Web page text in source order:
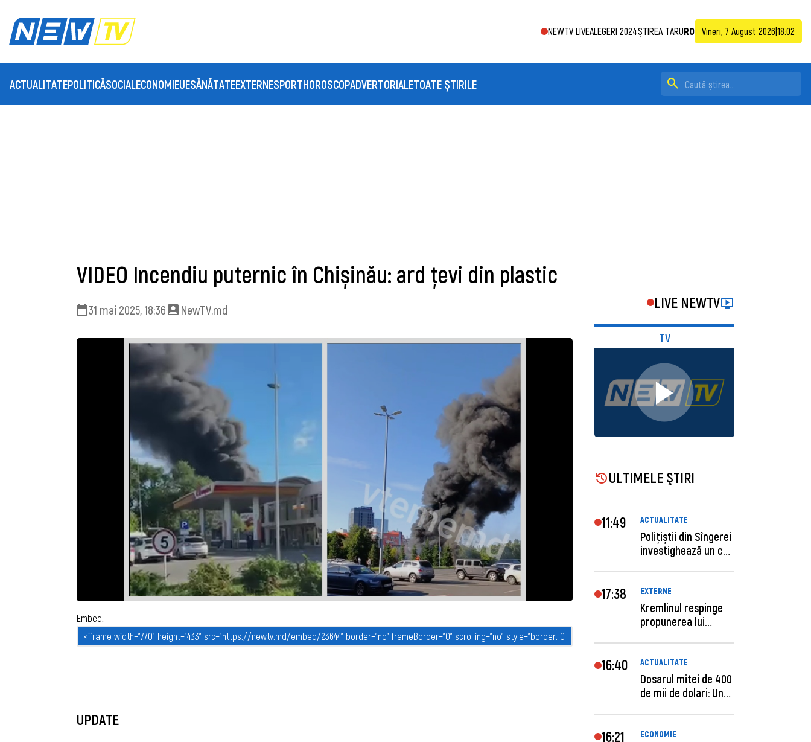
NEWTV LIVEALEGERI 2024ȘTIREA TARURO Vineri, 7 August 2026 18:02
ACTUALITATEPOLITICĂSOCIAL ECONOMIEUESĂNĂTATEEXTERNESPORTHOROSCOPADVERTORIALETOATE ȘTIRILE
VIDEO Incendiu puternic în Chișinău: ard țevi din plastic
31 mai 2025, 18:36 NewTV.md
Embed:
UPDATE
LIVE NEWTV
TV
ULTIMELE ŞTIRI
11:49 ACTUALITATE
Polițiștii din Sîngerei
investighează un caz
17:38 EXTERNE
Kremlinul respinge
propunerea lui
16:40 ACTUALITATE
Dosarul mitei de 400
de mii de dolari: Un
16:21 ECONOMIE